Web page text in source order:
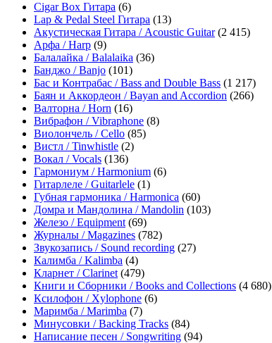
Cigar Box Гитара (6)
Lap & Pedal Steel Гитара (13)
Акустическая Гитара / Acoustic Guitar(2 415)
Арфа / Harp (9)
Балалайка / Balalaika (36)
Банджо / Banjo (101)
Бас и Контрабас / Bass and Double Bass (1 217)
Баян и Аккордеон / Bayan and Accordion (266)
Валторна / Horn (16)
Вибрафон / Vibraphone (8)
Виолончель / Cello (85)
Вистл / Tinwhistle (2)
Вокал / Vocals (136)
Гармониум / Harmonium (6)
Гитарлеле / Guitarlele (1)
Губная гармоника / Harmonica (60)
Домра и Мандолина / Mandolin (103)
Железо / Equipment (69)
Журналы / Magazines (782)
Звукозапись / Sound recording (27)
Калимба / Kalimba (4)
Кларнет / Clarinet (479)
Книги и Сборники / Books and Collections (4 680)
Ксилофон / Xylophone (6)
Маримба / Marimba (7)
Минусовки / Backing Tracks (84)
Написание песен / Songwriting (94)